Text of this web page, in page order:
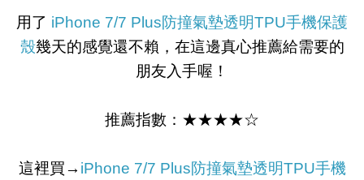
用了 iPhone 7/7 Plus防撞氣墊透明TPU手機保護
殼幾天的感覺還不賴，在這邊真心推薦給需要的
朋友入手喔！
推薦指數：★★★★☆
這裡買→ iPhone 7/7 Plus防撞氣墊透明TPU手機